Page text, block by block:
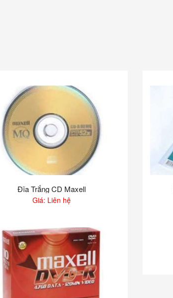
Đĩa Trắng CD Maxell
Giá: Liên hệ